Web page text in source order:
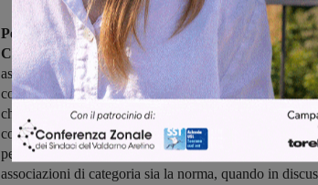
Per questo, ieri, Confcommercio ha già incontrato
Chiassai. “Abbiamo avuto un primo incontro con il
ascoltato con attenzione. Abbiamo poi richiesto un
con l’assessore all’urbanistica e i responsabili del suo
chiarire meglio tutti i punti del piano del traffico in
conclude Soldani – siamo fiduciosi che venga
per Montevarchi una stagione nuova dove la
associazioni di categoria sia la norma, quando in